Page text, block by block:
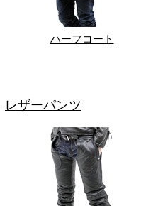
ハーフコート
レザーパンツ